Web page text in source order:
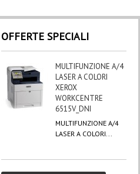
OFFERTE SPECIALI
MULTIFUNZIONE A/4
LASER A COLORI
XEROX
WORKCENTRE
6515V_DNI
MULTIFUNZIONE A/4
LASER A COLORI...